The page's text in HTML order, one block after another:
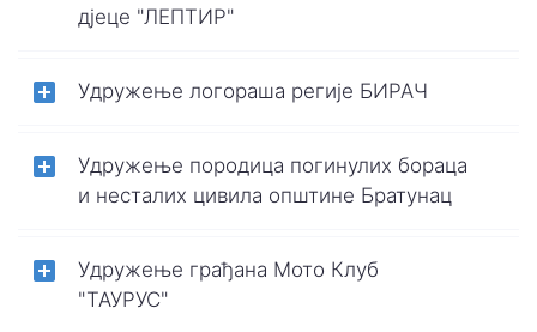
дјеце "ЛЕПТИР"
Удружење логораша регије БИРАЧ
Удружење породица погинулих бораца
и несталих цивила општине Братунац
Удружење грађана Мото Клуб
"ТАУРУС"